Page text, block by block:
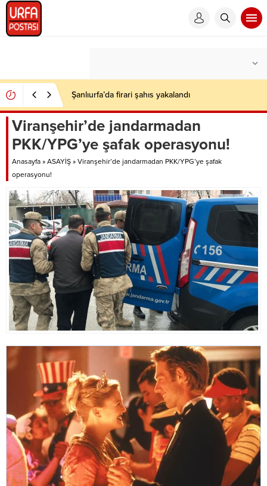
Şanlıurfa’da firari şahıs yakalandı
Viranşehir’de jandarmadan
PKK/YPG’ye şafak operasyonu!
Anasayfa » ASAYİŞ » Viranşehir’de jandarmadan PKK/YPG’ye şafak
operasyonu!